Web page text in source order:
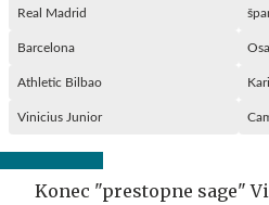
Real Madrid
Barcelona
Athletic Bilbao
Vinicius Junior
Konec "prestopne sage"